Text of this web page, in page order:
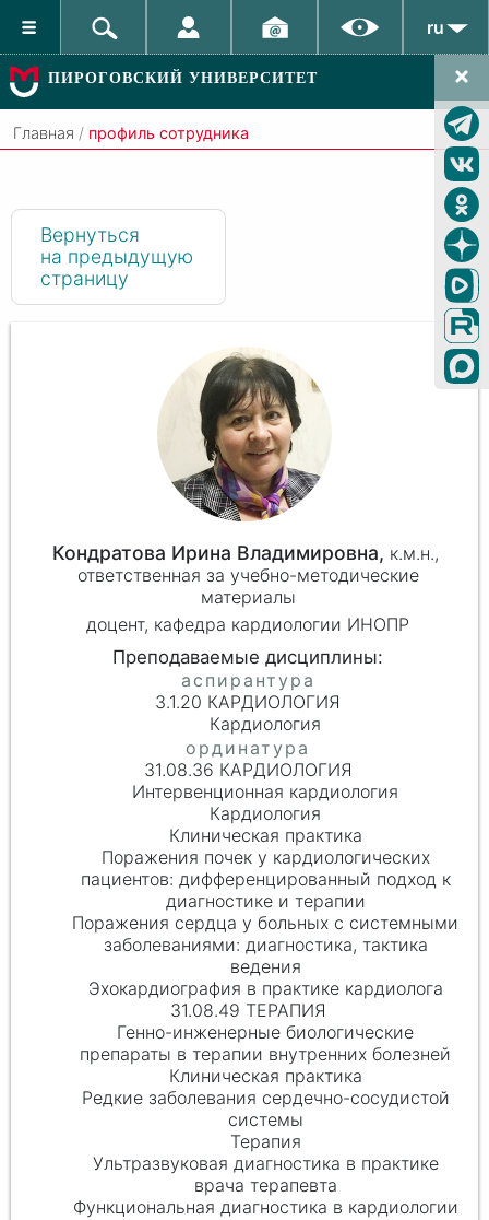
ru
ПИРОГОВСКИЙ УНИВЕРСИТЕТ
Главная / профиль сотрудника
Вернуться
на предыдущую
страницу
Кондратова Ирина Владимировна, к.м.н.,
ответственная за учебно-методические
материалы
доцент, кафедра кардиологии ИНОПР
3.1.20 КАРДИОЛОГИЯ
Кардиология
31.08.36 КАРДИОЛОГИЯ
Интервенционная кардиология
Кардиология
Клиническая практика
Поражения почек у кардиологических
пациентов: дифференцированный подход к
диагностике и терапии
Поражения сердца у больных с системными
заболеваниями: диагностика, тактика
ведения
Эхокардиография в практике кардиолога
31.08.49 ТЕРАПИЯ
Генно-инженерные биологические
препараты в терапии внутренних болезней
Клиническая практика
Редкие заболевания сердечно-сосудистой
системы
Терапия
Ультразвуковая диагностика в практике
врача терапевта
Функциональная диагностика в кардиологии